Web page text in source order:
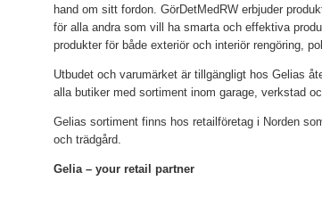
hand om sitt fordon. GörDetMedRW erbjuder
för alla andra som vill ha smarta och effektiva
produkter för både exteriör och interiör rengöring,
Utbudet och varumärket är tillgängligt hos Gelias
alla butiker med sortiment inom garage, verkstad
Gelias sortiment finns hos retailföretag i Norden
och trädgård.
Gelia – your retail partner